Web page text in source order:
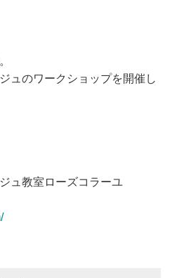
ュのワークショップを開催し
ュ教室ローズコラーユ